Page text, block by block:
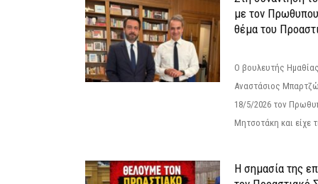
με τον
θέμα του
Ο βουλευτής
Αναστάσιος
18/5/2026 τον
Μητσοτάκη και είχε
Η σημασία της